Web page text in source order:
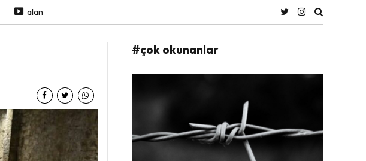
alan
#çok okunanlar